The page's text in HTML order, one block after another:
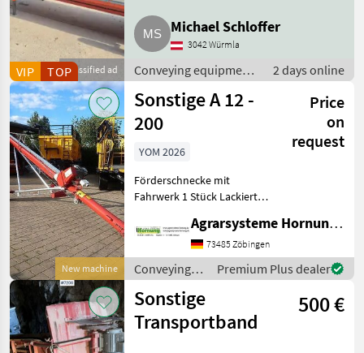
Classified ad
VIP TOP
Michael Schloffer
3042 Würmla
Conveying equipment
/ Conveying blowers
2 days online
New machine
Sonstige A 12 -
200
Price
on
request
YOM 2026
Förderschnecke mit
Fahrwerk 1 Stück Lackierte
12.30 m – Durchmesser 200
mm - Leistung 50 t
Agrarsysteme Hornung GmbH & Co. KG
73485 Zöbingen
Conveying
equipment /
Sonstige
Premium Plus dealer
Sonstige
Transportband
500 €